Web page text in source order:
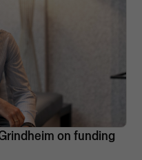
on funding